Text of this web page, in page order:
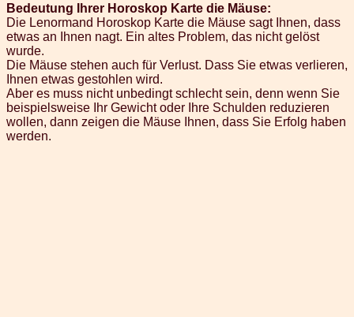
Bedeutung Ihrer Horoskop Karte die Mäuse:
Die Lenormand Horoskop Karte die Mäuse sagt Ihnen, dass
etwas an Ihnen nagt. Ein altes Problem, das nicht gelöst
wurde.
Die Mäuse stehen auch für Verlust. Dass Sie etwas verlieren,
Ihnen etwas gestohlen wird.
Aber es muss nicht unbedingt schlecht sein, denn wenn Sie
beispielsweise Ihr Gewicht oder Ihre Schulden reduzieren
wollen, dann zeigen die Mäuse Ihnen, dass Sie Erfolg haben
werden.